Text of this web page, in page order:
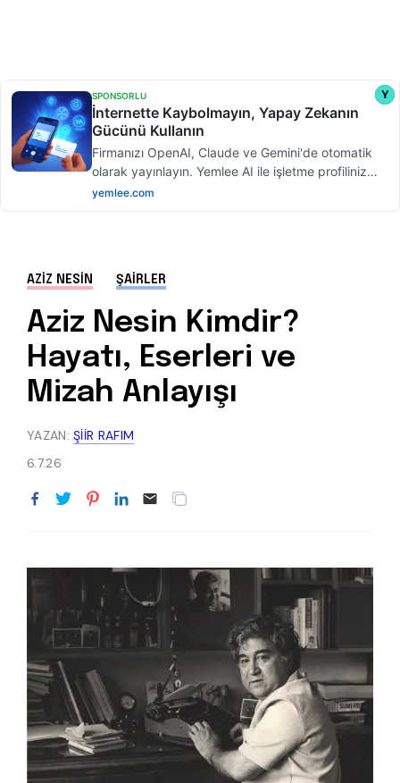
AZIZ NESIN ŞAIRLER
Aziz Nesin Kimdir?
Hayatı, Eserleri ve
Mizah Anlayışı
YAZAN:ŞIIR RAFIM
6.7.26